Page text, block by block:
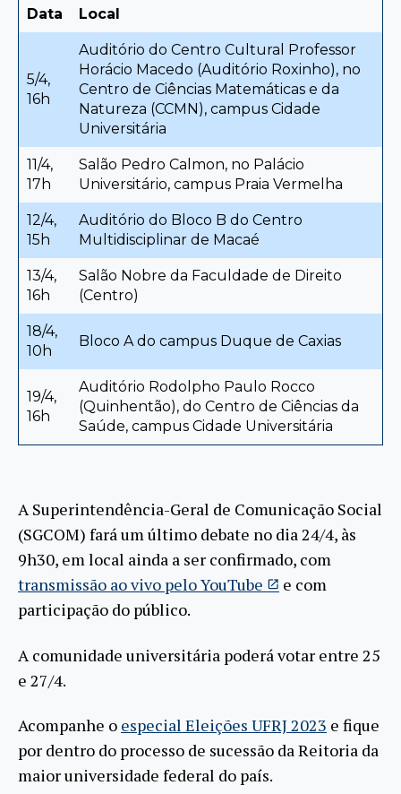
Data Local
5/4,
16h
Auditório do Centro Cultural Professor
Horácio Macedo (Auditório Roxinho), no
Centro de Ciências Matemáticas e da
Natureza (CCMN), campus Cidade
Universitária
11/4,
17h
Salão Pedro Calmon, no Palácio
Universitário, campus Praia Vermelha
12/4,
15h
Auditório do Bloco B do Centro
Multidisciplinar de Macaé
13/4,
16h
Salão Nobre da Faculdade de Direito
(Centro)
18/4,
10h
Bloco A do campus Duque de Caxias
19/4,
16h
Auditório Rodolpho Paulo Rocco
(Quinhentão), do Centro de Ciências da
Saúde, campus Cidade Universitária
A Superintendência-Geral de Comunicação Social
(SGCOM) fará um último debate no dia 24/4, às
9h30, em local ainda a ser confirmado, com
transmissão ao vivo pelo YouTube
e com
participação do público.
A comunidade universitária poderá votar entre 25
e 27/4.
Acompanhe o especial Eleições UFRJ 2023 e fique
por dentro do processo de sucessão da Reitoria da
maior universidade federal do país.